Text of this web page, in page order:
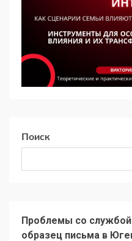
Поиск
Проблемы со
образец письма в